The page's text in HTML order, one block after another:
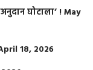
घोटाला’ !May
18, 2026